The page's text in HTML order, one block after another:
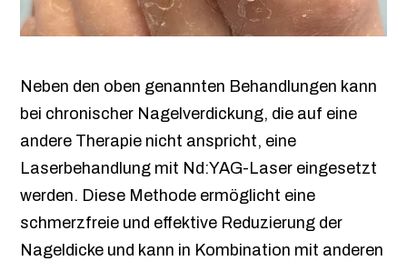
Neben den oben genannten Behandlungen kann
bei chronischer Nagelverdickung, die auf eine
andere Therapie nicht anspricht, eine
Laserbehandlung mit Nd:YAG-Laser eingesetzt
werden. Diese Methode ermöglicht eine
schmerzfreie und effektive Reduzierung der
Nageldicke und kann in Kombination mit anderen